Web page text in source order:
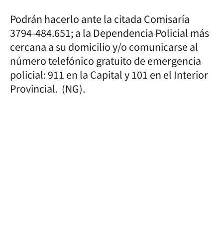
Podrán hacerlo ante la citada Comisaría
3794-484.651; a la Dependencia Policial más
cercana a su domicilio y/o comunicarse al
número telefónico gratuito de emergencia
policial: 911 en la Capital y 101 en el Interior
Provincial. (NG).